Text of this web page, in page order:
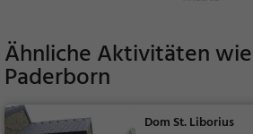
Ähnliche Aktivitäten wie
Paderborn
Dom St. Liborius